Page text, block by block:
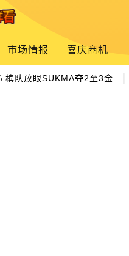
市场情报 喜庆商机
队放眼SUKMA夺2至3金 |